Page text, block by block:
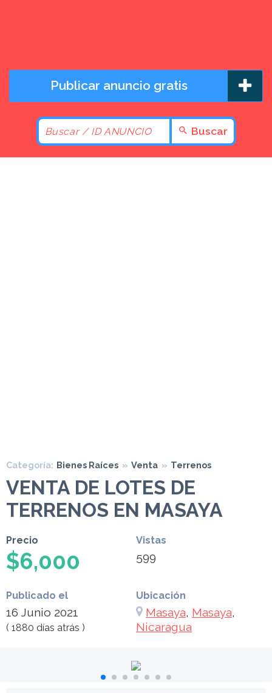
Publicar anuncio gratis
Buscar
Categoría: Bienes Raíces » Venta » Terrenos
VENTA DE LOTES DE
TERRENOS EN MASAYA
Precio
$6,000
Vistas
599
Publicado el
16 Junio 2021
( 1880 días atrás )
Ubicación
Masaya, Masaya,
Nicaragua